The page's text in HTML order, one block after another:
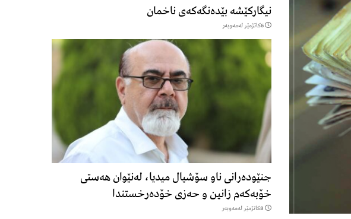
نیگارکێشە بێدەنگەکەی ناخمان
6كاتژمێر لەمەوبەر
جنێودەرانی ناو سۆشیال میدیا، لەنێوان هەستی
خۆبەکەم زانین و حەزی خۆدەرخستندا
8كاتژمێر لەمەوبەر